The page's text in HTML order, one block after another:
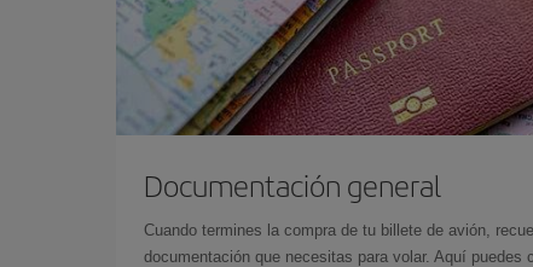
Documentación general
Cuando termines la compra de tu billete de avión,
documentación que necesitas para volar. Aquí puedes